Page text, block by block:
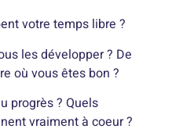
votre temps libre ?
les développer ? De
où vous êtes bon ?
progrès ? Quels
vraiment à coeur ?